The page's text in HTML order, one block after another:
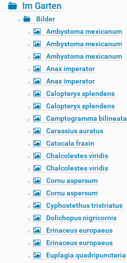
Im Garten
Bilder
Ambystoma mexicanum
Ambystoma mexicanum
Ambystoma mexicanum
Anax imperator
Anax imperator
Calopteryx splendens
Calopteryx splendens
Camptogramma bilineata
Carassius auratus
Catocala fraxin
Chalcolestes viridis
Chalcolestes viridis
Cornu aspersum
Cornu aspersum
Cyphostethus tristriatus
Dolichopus nigricornis
Erinaceus europaeus
Erinaceus europaeus
Euplagia quadripunctaria